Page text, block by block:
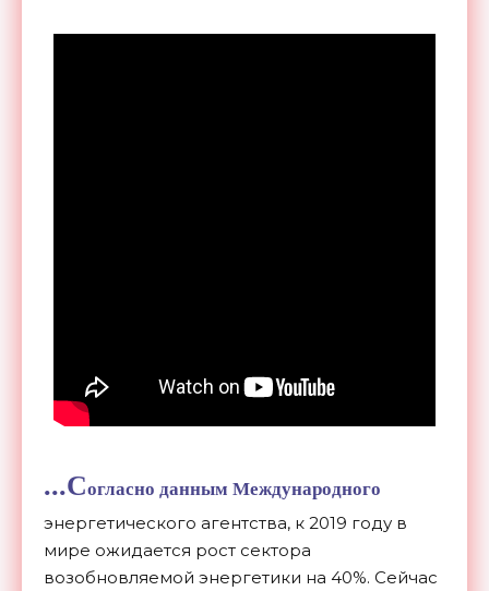
...Согласно данным Международного
энергетического агентства, к 2019 году в
мире ожидается рост сектора
возобновляемой энергетики на 40%. Сейчас